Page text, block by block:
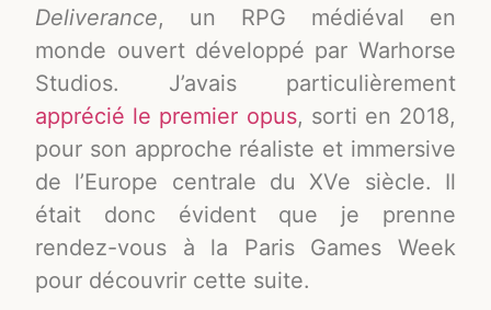
Deliverance, un RPG médiéval en
monde ouvert développé par Warhorse
Studios. J’avais particulièrement
apprécié le premier opus, sorti en 2018,
pour son approche réaliste et immersive
de l’Europe centrale du XVe siècle. Il
était donc évident que je prenne
rendez-vous à la Paris Games Week
pour découvrir cette suite.